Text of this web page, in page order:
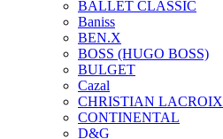
BALLET CLASSIC
Baniss
BEN.X
BOSS (HUGO BOSS)
BULGET
Cazal
CHRISTIAN LACROIX
CONTINENTAL
D&G